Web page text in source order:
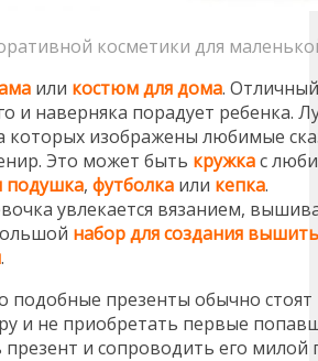
косметики для
или костюм для дома.
и наверняка порадует ребенка.
которых изображены любимые
Это может быть кружкас
подушка, футболка или кепка.
увлекается вязанием,
набордля создания
.
подобные презенты обычно стоят
и не приобретать первые
презент и сопроводить его